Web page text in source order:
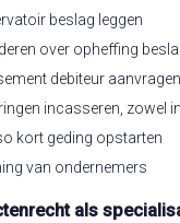
beslag leggen
over opheffing
debiteur aanvragen
incasseren, zowel
kort geding opstarten
van ondernemers
als